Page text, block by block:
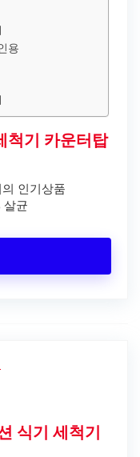
용
척기 카운터탑
인기상품
살균
식기 세척기